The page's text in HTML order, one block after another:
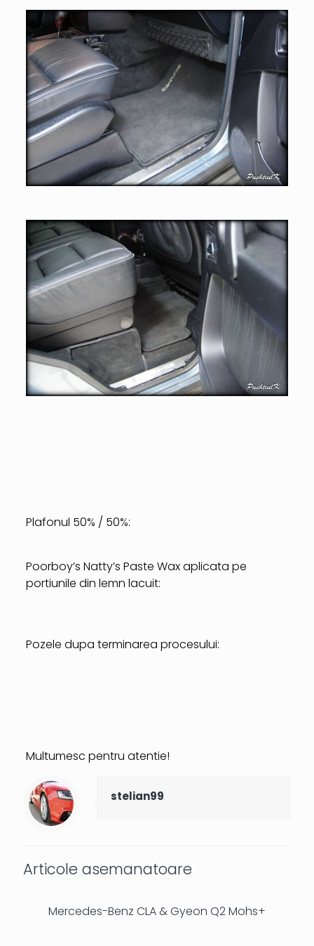
Plafonul 50% / 50%:
Poorboy’s Natty’s Paste Wax aplicata pe
portiunile din lemn lacuit:
Pozele dupa terminarea procesului:
Multumesc pentru atentie!
stelian99
Articole asemanatoare
Mercedes-Benz CLA & Gyeon Q2 Mohs+